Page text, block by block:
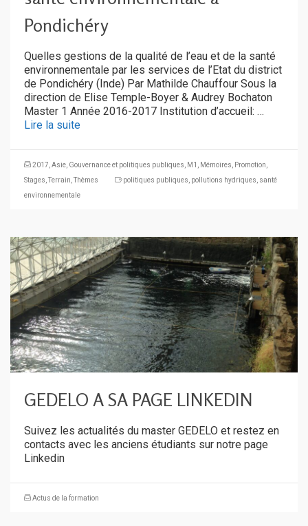
Pondichéry
Quelles gestions de la qualité de l’eau et de la santé
environnementale par les services de l’Etat du district
de Pondichéry (Inde) Par Mathilde Chauffour Sous la
direction de Elise Temple-Boyer & Audrey Bochaton
Master 1 Année 2016-2017 Institution d’accueil: …
Lire la suite
2017 Asie Gouvernance et politiques publiques M1 Mémoires Promotion
Stages ,Terrain ,Thèmes politiques publiques pollutions hydriques santé
environnementale
GEDELO A SA PAGE LINKEDIN
Suivez les actualités du master GEDELO et restez en
contacts avec les anciens étudiants sur notre page
Linkedin
Actus de la formation